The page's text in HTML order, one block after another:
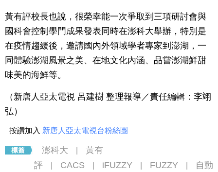
黃有評校長也說，很榮幸能一次爭取到三項研討會與
國科會控制學門成果發表同時在澎科大舉辦，特別是
在疫情趨緩後，邀請國內外領域學者專家到澎湖，一
同體驗澎湖風景之美、在地文化內涵、品嘗澎湖鮮甜
味美的海鮮等。
（新唐人亞太電視 呂建樹 整理報導／責任編輯：李翊
弘）
按讚加入 新唐人亞太電視台粉絲團
澎科大
黃有
評
CACS iFUZZY FUZZY 自動